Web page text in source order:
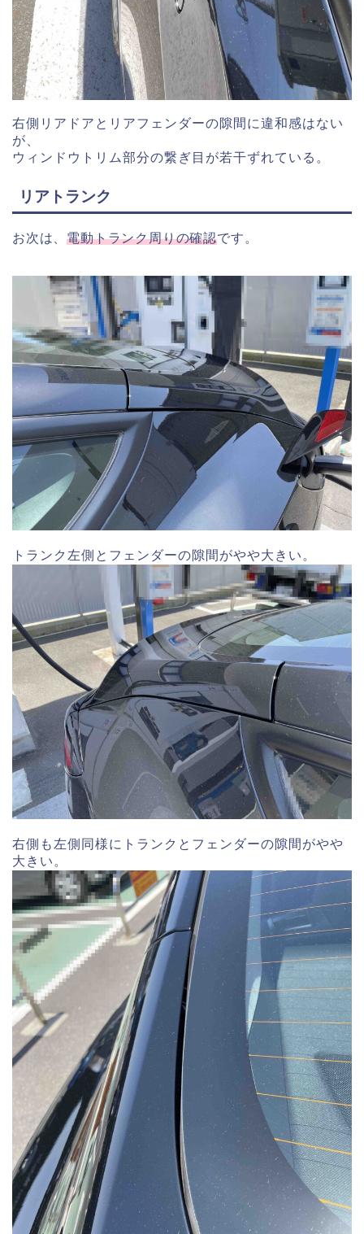
右側リアドアとリアフェンダーの隙間に違和感はない
が、
ウィンドウトリム部分の繋ぎ目が若干ずれている。
リアトランク
お次は、電動トランク周りの確認です。
トランク左側とフェンダーの隙間がやや大きい。
右側も左側同様にトランクとフェンダーの隙間がやや
大きい。